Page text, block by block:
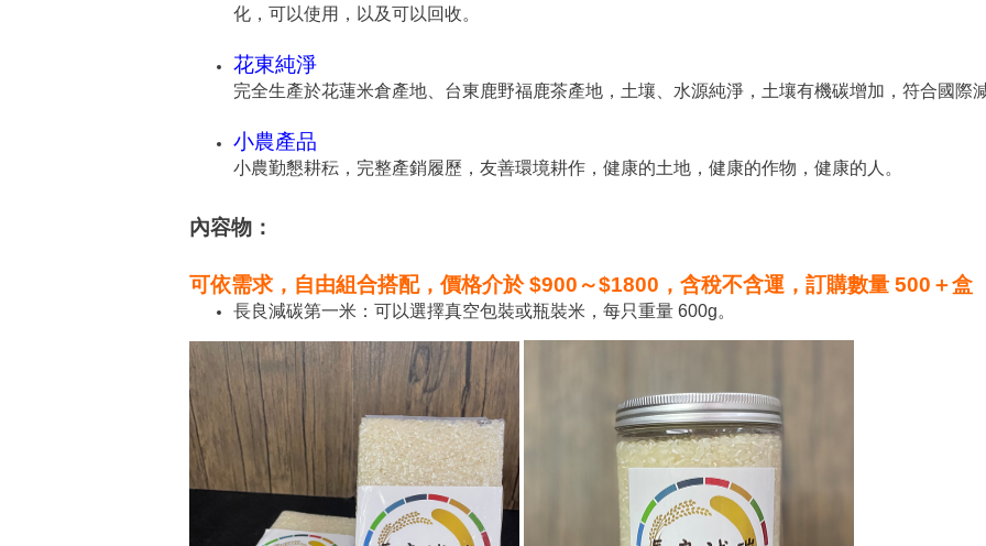
化，可以使用，以及可以回收。
花東純淨
完全生產於花蓮米倉產地、台東鹿野福鹿茶產地，土壤、水源純淨，土壤有機碳增加，符合國際
小農產品
小農勤懇耕秐，完整產銷履歷，友善環境耕作，健康的土地，健康的作物，健康的人。
內容物：
可依需求，自由組合搭配，價格介於 $900～$1800，含稅不含運，訂購數量 500＋盒
長良減碳第一米：可以選擇真空包裝或瓶裝米，每只重量 600g。